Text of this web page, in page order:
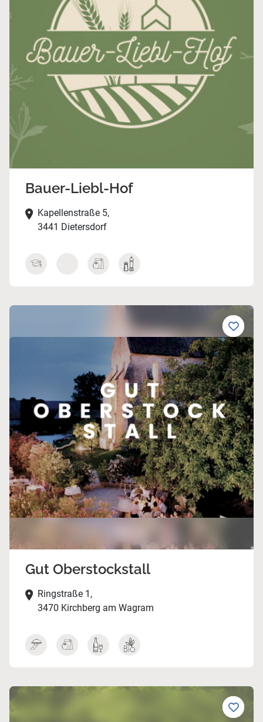
Bauer-Liebl-Hof
Kapellenstraße 5,
3441 Dietersdorf
Gut Oberstockstall
Ringstraße 1,
3470 Kirchberg am Wagram